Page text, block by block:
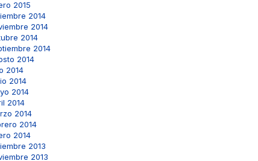
2015
2014
2014
2014
2014
2014
2014
2014
2014
2014
2014
2014
2014
2013
2013